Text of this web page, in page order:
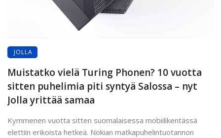
JOLLA
Muistatko vielä Turing Phonen? 10 vuotta
sitten puhelimia piti syntyä Salossa – nyt
Jolla yrittää samaa
Kymmenen vuotta sitten suomalaisessa mobiilikentässä
elettiin erikoista hetkeä. Nokian matkapuhelintuotannon